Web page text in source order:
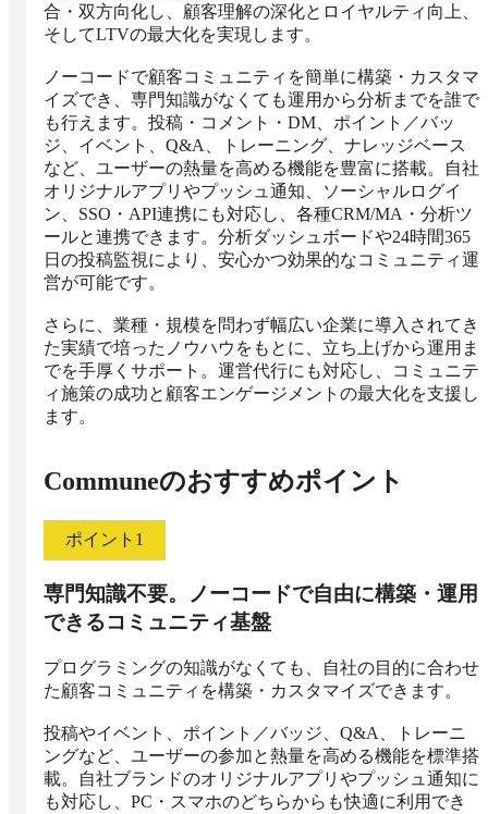
合・双方向化し、顧客理解の深化とロイヤルティ向上、
そしてLTVの最大化を実現します。
ノーコードで顧客コミュニティを簡単に構築・カスタマ
イズでき、専門知識がなくても運用から分析までを誰で
も行えます。投稿・コメント・DM、ポイント／バッ
ジ、イベント、Q&A、トレーニング、ナレッジベース
など、ユーザーの熱量を高める機能を豊富に搭載。自社
オリジナルアプリやプッシュ通知、ソーシャルログイ
ン、SSO・API連携にも対応し、各種CRM/MA・分析ツ
ールと連携できます。分析ダッシュボードや24時間365
日の投稿監視により、安心かつ効果的なコミュニティ運
営が可能です。
さらに、業種・規模を問わず幅広い企業に導入されてき
た実績で培ったノウハウをもとに、立ち上げから運用ま
でを手厚くサポート。運営代行にも対応し、コミュニテ
ィ施策の成功と顧客エンゲージメントの最大化を支援し
ます。
Communeのおすすめポイント
ポイント 1
専門知識不要。ノーコードで自由に構築・運用
できるコミュニティ基盤
プログラミングの知識がなくても、自社の目的に合わせ
た顧客コミュニティを構築・カスタマイズできます。
投稿やイベント、ポイント／バッジ、Q&A、トレーニ
ングなど、ユーザーの参加と熱量を高める機能を標準搭
載。自社ブランドのオリジナルアプリやプッシュ通知に
も対応し、PC・スマホのどちらからも快適に利用でき